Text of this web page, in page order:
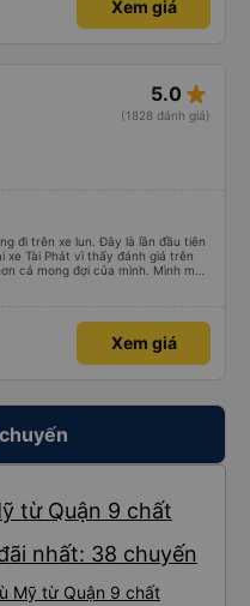
Xem giá
5.0 star_rate
(1828 đánh giá)
đi trên xe lun. Đây là lần đầu tiên
xe Tài Phát vì thấy đánh giá trên
cả mong đợi của mình. Mình mua
của nhà xe phải nói là siêu nhiệt
vali giùm tụi mình. Trên xe thì
chuẩn bị cả thuốc say xe, dép,
là phải chấm nhà xe 10 sao mới
Xem giá
từ Quận 9 chất
nhất: 38 chuyến
Mỹ từ Quận 9 chất